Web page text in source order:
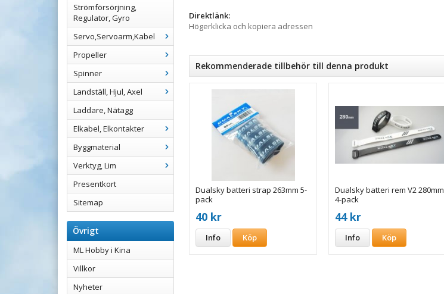
Strömförsörjning,
Regulator, Gyro
Servo,Servoarm,Kabel
Propeller
Spinner
Landställ, Hjul, Axel
Laddare, Nätagg
Elkabel, Elkontakter
Byggmaterial
Verktyg, Lim
Presentkort
Sitemap
Övrigt
ML Hobby i Kina
Villkor
Nyheter
Direktlänk:
Högerklicka och kopiera adressen
Rekommenderade tillbehör till denna produkt
Dualsky batteri strap 263mm 5-
pack
40 kr
Info Köp
Dualsky batteri rem V2 280mm
4-pack
44 kr
Info Köp